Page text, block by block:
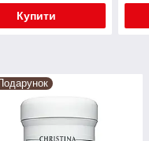
Купити